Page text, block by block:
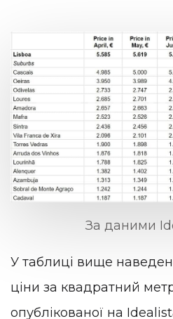
За даними
У таблиці вище
ціни за квадратний
опублікованої на